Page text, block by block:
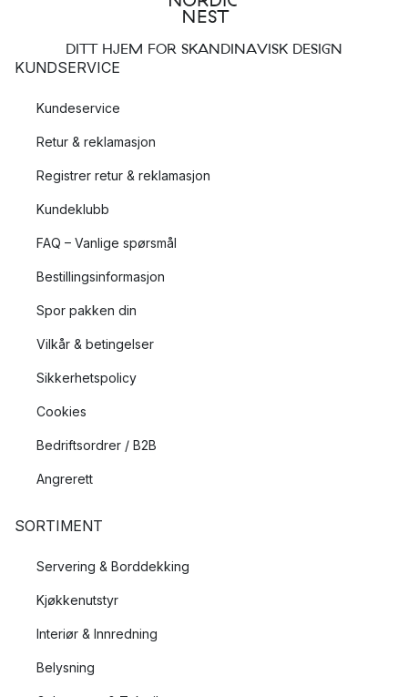
DITT HJEM FOR SKANDINAVISK DESIGN
KUNDSERVICE
Kundeservice
Retur & reklamasjon
Registrer retur & reklamasjon
Kundeklubb
FAQ – Vanlige spørsmål
Bestillingsinformasjon
Spor pakken din
Vilkår & betingelser
Sikkerhetspolicy
Cookies
Bedriftsordrer / B2B
Angrerett
SORTIMENT
Servering & Borddekking
Kjøkkenutstyr
Interiør & Innredning
Belysning